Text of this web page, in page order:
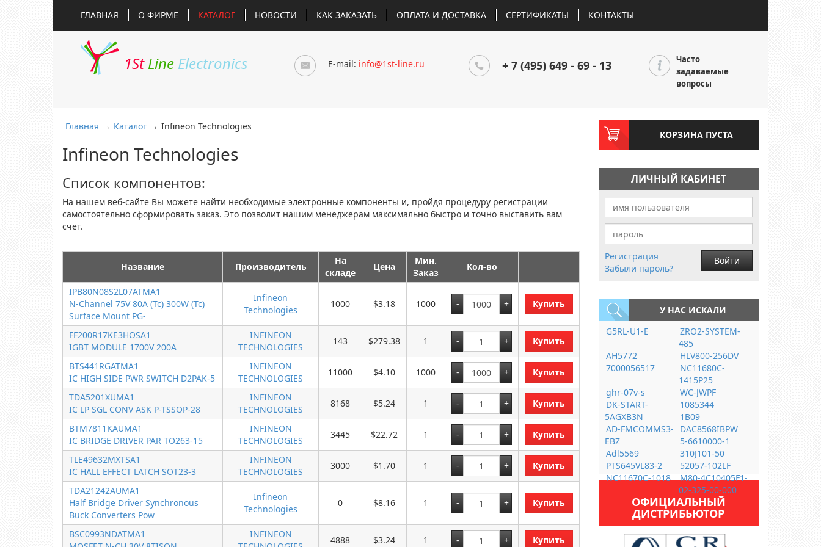
ГЛАВНАЯ О ФИРМЕ КАТАЛОГ НОВОСТИ КАК ЗАКАЗАТЬ ОПЛАТА И ДОСТАВКА СЕРТИФИКАТЫ КОНТАКТЫ
1St Line Electronics E-mail: info@1st-line.ru + 7 (495) 649 - 69 - 13
Часто
задаваемые
вопросы
Главная → Каталог → Infineon Technologies
Infineon Technologies
Список компонентов:
На нашем веб-сайте Вы можете найти необходимые электронные компоненты и, пройдя процедуру регистрации
самостоятельно сформировать заказ. Это позволит нашим менеджерам максимально быстро и точно выставить вам
счет.
Название Производитель
На
складе
Цена
Мин.
Заказ
Кол-во
IPB80N08S2L07ATMA1
N-Channel 75V 80A (Tc) 300W (Tc)
Surface Mount PG-
Infineon
Technologies
1000 $3.18 1000 Купить
FF200R17KE3HOSA1
IGBT MODULE 1700V 200A
INFINEON
TECHNOLOGIES
143 $279.38 1 Купить
BTS441RGATMA1
IC HIGH SIDE PWR SWITCH D2PAK-5
INFINEON
TECHNOLOGIES
11000 $4.10 1000 Купить
TDA5201XUMA1
IC LP SGL CONV ASK P-TSSOP-28
INFINEON
TECHNOLOGIES
8168 $5.24 1 Купить
BTM7811KAUMA1
IC BRIDGE DRIVER PAR TO263-15
INFINEON
TECHNOLOGIES
3445 $22.72 1 Купить
TLE49632MXTSA1
IC HALL EFFECT LATCH SOT23-3
INFINEON
TECHNOLOGIES
3000 $1.70 1 Купить
TDA21242AUMA1
Half Bridge Driver Synchronous
Buck Converters Pow
Infineon
Technologies
0 $8.16 1 Купить
BSC0993NDATMA1
INFINEON
4888 $3.24 1 Купить
КОРЗИНА ПУСТА
ЛИЧНЫЙ КАБИНЕТ
Регистрация
Забыли пароль?
Войти
У НАС ИСКАЛИ
G5RL-U1-E
ZRO2-SYSTEM-
485
AH5772
HLV800-256DV
7000056517
NC11680C-
1415P25
ghr-07v-s
WC-JWPF
DK-START-
5AGXB3N
1085344
1B09
AD-FMCOMMS3-
EBZ
DAC8568IBPW
5-6610000-1
Adl5569
310J101-50
PTS645VL83-2
52057-102LF
NC11670C-1018
M80-4C10405F1-
02-325-00-000
ОФИЦИАЛЬНЫЙ
ДИСТРИБЬЮТОР